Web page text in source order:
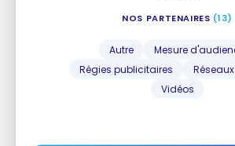
NOS PARTENAIRES (13)
Autre
Mesure
Régies publicitaires
Vidéos
Avis : Asiana Airlines